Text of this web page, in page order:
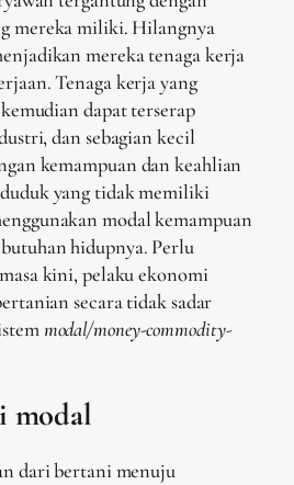
mereka miliki. Hilangnya
mereka tenaga kerja
Tenaga kerja yang
dapat terserap
dan sebagian kecil
kemampuan dan keahlian
yang tidak memiliki
modal kemampuan
hidupnya. Perlu
kini, pelaku ekonomi
secara tidak sadar
modal/money-commodity-
modal
dari bertani menuju